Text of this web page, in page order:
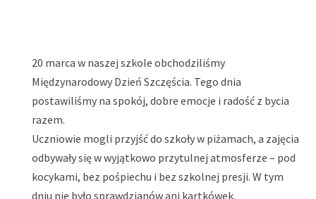
20 marca w naszej szkole obchodziliśmy
Międzynarodowy Dzień Szczęścia. Tego dnia
postawiliśmy na spokój, dobre emocje i radość z bycia
razem.
Uczniowie mogli przyjść do szkoły w piżamach, a zajęcia
odbywały się w wyjątkowo przytulnej atmosferze – pod
kocykami, bez pośpiechu i bez szkolnej presji. W tym
dniu nie było sprawdzianów ani kartkówek.